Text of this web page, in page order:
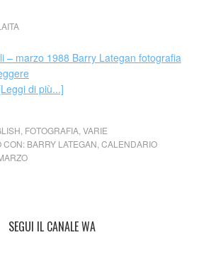
di più...]
FOTOGRAFIA, VARIE
CON: BARRY LATEGAN CALENDARIO
SEGUI IL CANALE WA